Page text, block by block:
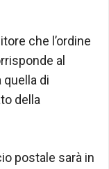
che l’ordine
al
di
della
postale sarà in